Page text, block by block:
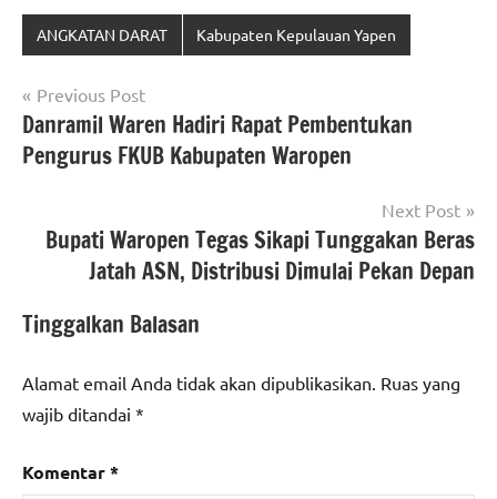
ANGKATAN DARAT Kabupaten Kepulauan Yapen
Navigasi
pos
Previous Post
Danramil Waren Hadiri Rapat Pembentukan
Pengurus FKUB Kabupaten Waropen
Next Post
Bupati Waropen Tegas Sikapi Tunggakan Beras
Jatah ASN, Distribusi Dimulai Pekan Depan
Tinggalkan Balasan
Alamat email Anda tidak akan dipublikasikan. Ruas yang
wajib ditandai *
Komentar*